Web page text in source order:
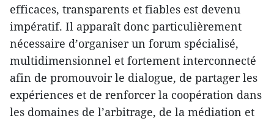
efficaces, transparents et fiables est devenu
impératif. Il apparaît donc particulièrement
nécessaire d’organiser un forum spécialisé,
multidimensionnel et fortement interconnecté
afin de promouvoir le dialogue, de partager les
expériences et de renforcer la coopération dans
les domaines de l’arbitrage, de la médiation et